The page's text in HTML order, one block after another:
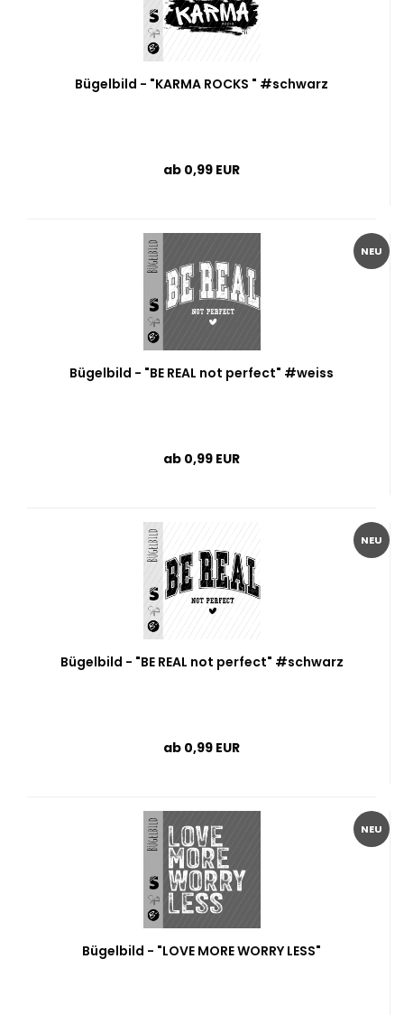
Bügelbild - "KARMA ROCKS " #schwarz
ab 0,99 EUR
NEU
Bügelbild - "BE REAL not perfect" #weiss
ab 0,99 EUR
NEU
Bügelbild - "BE REAL not perfect" #schwarz
ab 0,99 EUR
NEU
Bügelbild - "LOVE MORE WORRY LESS"